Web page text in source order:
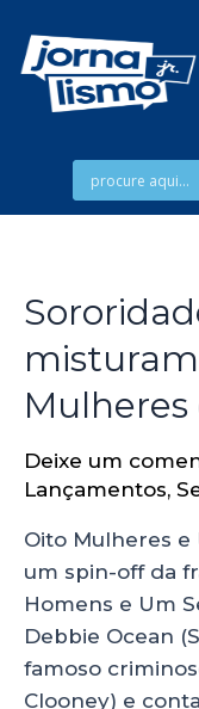
Deixe um
Lançamentos,
Oito Mulheres e
um spin-off da
Homens e Um
Debbie Ocean
famoso
Clooney) e